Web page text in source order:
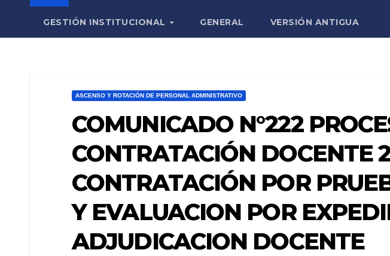
GESTIÓN INSTITUCIONAL GENERAL VERSIÓN ANTIGUA
ASCENSO Y ROTACIÓN DE PERSONAL ADMINISTRATIVO
COMUNICADO N°222
CONTRATACIÓN DOCENTE
CONTRATACIÓN POR
Y EVALUACION POR
ADJUDICACION DOCENTE